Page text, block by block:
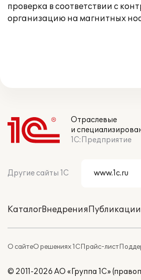
проверка в соответствии с
организацию на магнитных
Отраслевые
и
1С:Предприятие
Другие сайты 1С
КаталогВнедренияПубликации
О сайтеО решениях 1СПрайс-лист
© 2011-2026 АО «Группа 1С»